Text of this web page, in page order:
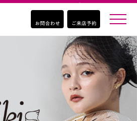
お問合わせ ご来店予約